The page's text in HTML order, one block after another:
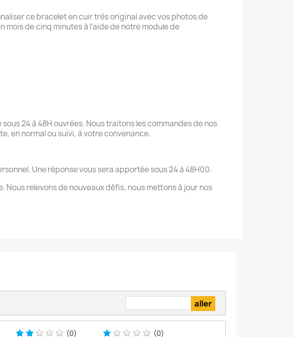
ce bracelet en cuir très original avec vos photos de
de cinq minutes à l'aide de notre module de
24 à 48H ouvrées. Nous traitons les commandes de nos
en normal ou suivi, à votre convenance.
Une réponse vous sera apportée sous 24 à 48H00.
relevons de nouveaux défis, nous mettons à jour nos
(0) (0)